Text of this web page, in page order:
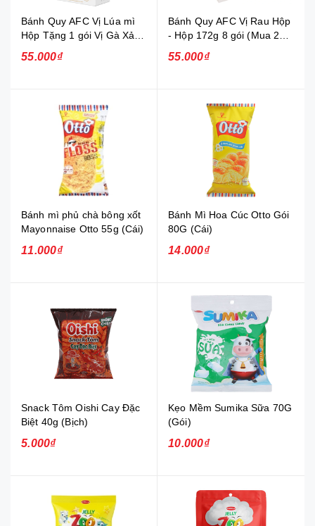
Bánh Quy AFC Vị Lúa mì
Hộp Tặng 1 gói Vị Gà Xả
2 tặng 1) (Combo)
55.000₫
Bánh Quy AFC Vị Rau Hộp
- Hộp 172g 8 gói (Mua 2
55.000₫
Bánh mì phủ chà bông xốt
Mayonnaise Otto 55g (Cái)
11.000₫
Bánh Mì Hoa Cúc Otto Gói
80G (Cái)
14.000₫
Snack Tôm Oishi Cay Đặc
Biệt 40g (Bịch)
5.000₫
Kẹo Mềm Sumika Sữa 70G
(Gói)
10.000₫